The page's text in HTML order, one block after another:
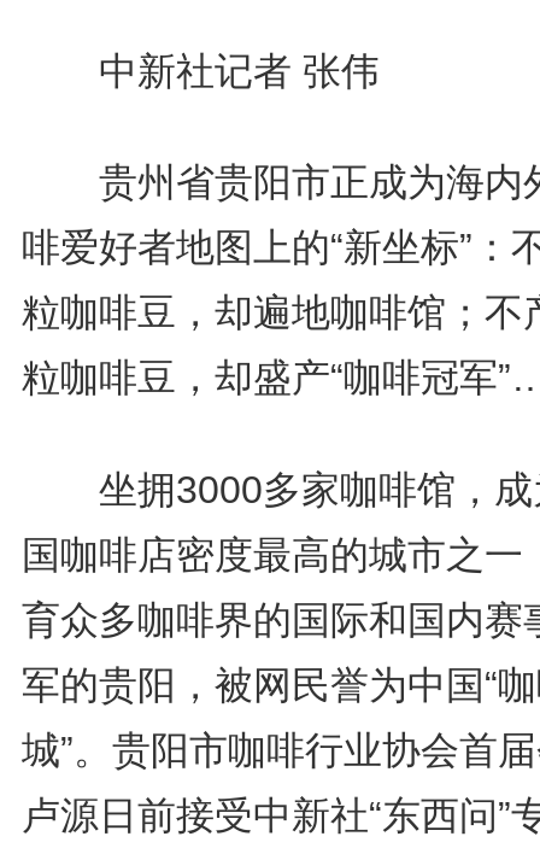
中新社记者 张伟
贵州省贵阳市正成为海内
啡爱好者地图上的“新坐标”：
粒咖啡豆，却遍地咖啡馆；不
粒咖啡豆，却盛产“咖啡冠军
坐拥3000多家咖啡馆，成
国咖啡店密度最高的城市之一
育众多咖啡界的国际和国内赛
军的贵阳，被网民誉为中国“
城”。贵阳市咖啡行业协会首
卢源日前接受中新社“东西问”